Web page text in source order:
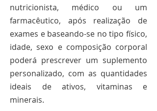
nutricionista, médico ou um
farmacêutico, após realização de
exames e baseando-se no tipo físico,
idade, sexo e composição corporal
poderá prescrever um suplemento
personalizado, com as quantidades
ideais de ativos, vitaminas e
minerais.